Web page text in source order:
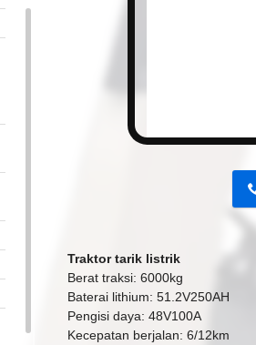
Traktor tarik listrik
Berat traksi: 6000kg
Baterai lithium: 51.2V250AH
Pengisi daya: 48V100A
Kecepatan berjalan: 6/12km